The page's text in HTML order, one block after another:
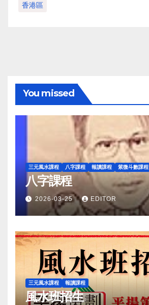
香港區
You missed
三元風水課程 八字課程 報讀課程 紫微斗數課程
八字課程
2026-03-25 EDITOR
三元風水課程 報讀課程
風水班招生